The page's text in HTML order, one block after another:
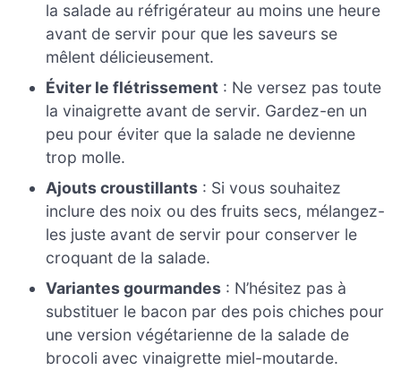
la salade au réfrigérateur au moins une heure
avant de servir pour que les saveurs se
mêlent délicieusement.
Éviter le flétrissement : Ne versez pas toute
la vinaigrette avant de servir. Gardez-en un
peu pour éviter que la salade ne devienne
trop molle.
Ajouts croustillants : Si vous souhaitez
inclure des noix ou des fruits secs, mélangez-
les juste avant de servir pour conserver le
croquant de la salade.
Variantes gourmandes : N’hésitez pas à
substituer le bacon par des pois chiches pour
une version végétarienne de la salade de
brocoli avec vinaigrette miel-moutarde.